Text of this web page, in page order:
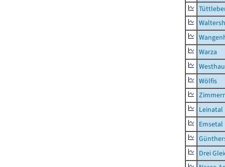
Warza
Wölfis
Leinatal
Emsetal
Drei